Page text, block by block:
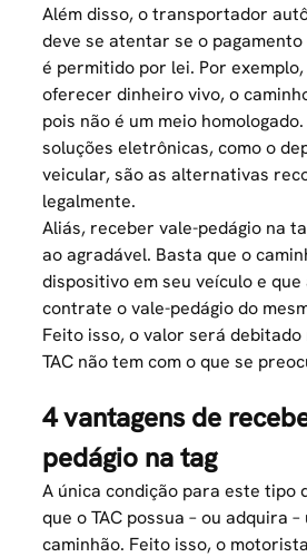
Além disso, otransportador
deve se atentar se o
é permitido por lei. Por
oferecer dinheiro vivo, o
pois não é um meio
soluções eletrônicas, como o
veicular, são as alternativas
legalmente.
Aliás, receber vale-pedágio na
ao agradável. Basta que o
dispositivo em seu veículo e
contrate o vale-pedágio do
Feito isso, o valor será debitado
TAC não tem com o que se
4 vantagens de
pedágio na tag
A única condição para este tipo
que o TAC possua – ou adquira
caminhão. Feito isso, o